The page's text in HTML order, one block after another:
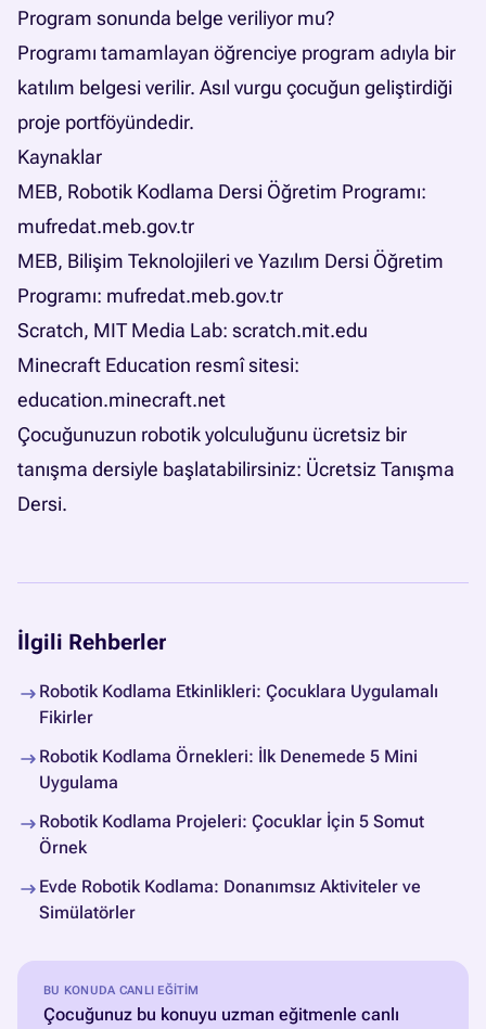
Program sonunda belge veriliyor mu?
Programı tamamlayan öğrenciye program adıyla bir
katılım belgesi verilir. Asıl vurgu çocuğun geliştirdiği
proje portföyündedir.
Kaynaklar
MEB, Robotik Kodlama Dersi Öğretim Programı:
mufredat.meb.gov.tr
MEB, Bilişim Teknolojileri ve Yazılım Dersi Öğretim
Programı: mufredat.meb.gov.tr
Scratch, MIT Media Lab: scratch.mit.edu
Minecraft Education resmî sitesi:
education.minecraft.net
Çocuğunuzun robotik yolculuğunu ücretsiz bir
tanışma dersiyle başlatabilirsiniz: Ücretsiz Tanışma
Dersi.
İlgili Rehberler
Robotik Kodlama Etkinlikleri: Çocuklara Uygulamalı
Fikirler
Robotik Kodlama Örnekleri: İlk Denemede 5 Mini
Uygulama
Robotik Kodlama Projeleri: Çocuklar İçin 5 Somut
Örnek
Evde Robotik Kodlama: Donanımsız Aktiviteler ve
Simülatörler
BU KONUDA CANLI EĞITIM
Çocuğunuz bu konuyu uzman eğitmenle canlı